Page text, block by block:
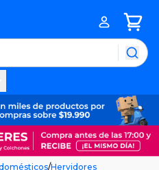
/Hervidores